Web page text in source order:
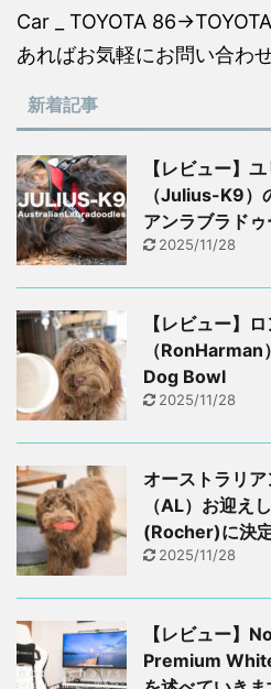
Car _ TOYOTA
あればお気軽にお問い合わ
新着記事
【レビュー】
（Julius-K9）
アンラブラド
2025/11/28
【レビュー】
（
Dog Bowl
2025/11/28
オーストラリ
（AL）お迎え
(Rocher)に決
2025/11/28
【レビュー】
Premium